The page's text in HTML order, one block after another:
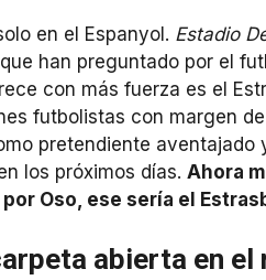
en el Espanyol. Estadio
han preguntado por el
con más fuerza es el
futbolistas con margen
pretendiente aventajado
los próximos días. Ahora
Oso, ese sería el
abierta en